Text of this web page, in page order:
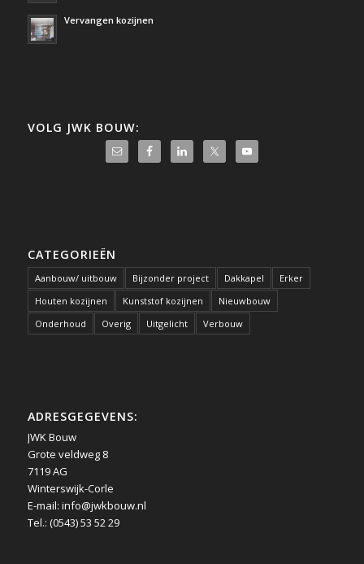
Vervangen kozijnen
VOLG JWK BOUW:
CATEGORIEËN
Aanbouw/ uitbouw Bijzonder project Dakkapel
Erker
Houten kozijnen
Kunststof kozijnen
Nieuwbouw
Onderhoud
Overig Uitgelicht Verbouw
ADRESGEGEVENS:
JWK Bouw
Grote veldweg 8
7119 AG
Winterswijk-Corle
E-mail: info@jwkbouw.nl
Tel.: (0543) 53 52 29